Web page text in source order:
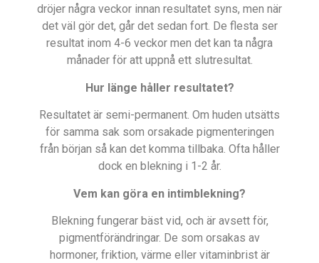
dröjer några veckor innan resultatet syns, men när
det väl gör det, går det sedan fort. De flesta ser
resultat inom 4-6 veckor men det kan ta några
månader för att uppnå ett slutresultat.
Hur länge håller resultatet?
Resultatet är semi-permanent. Om huden utsätts
för samma sak som orsakade pigmenteringen
från början så kan det komma tillbaka. Ofta håller
dock en blekning i 1-2 år.
Vem kan göra en intimblekning?
Blekning fungerar bäst vid, och är avsett för,
pigmentförändringar. De som orsakas av
hormoner, friktion, värme eller vitaminbrist är